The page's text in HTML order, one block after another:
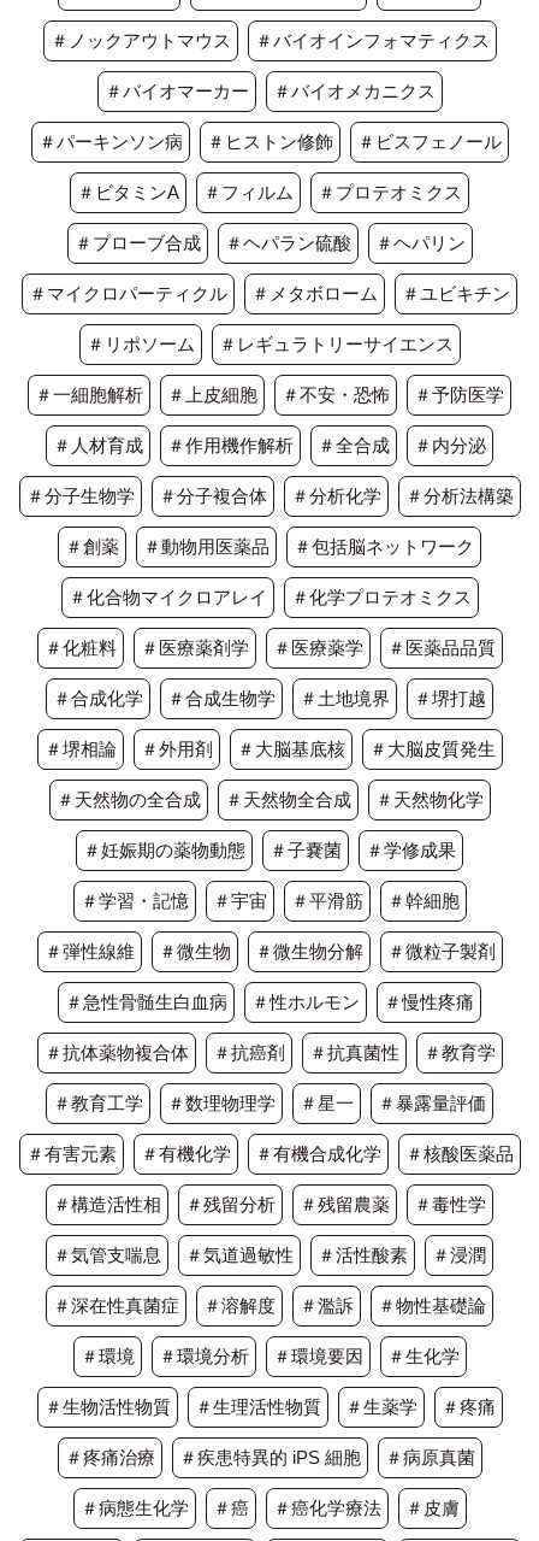
＃ノックアウトマウス ＃バイオインフォマティクス
＃バイオマーカー ＃バイオメカニクス
＃パーキンソン病 ＃ヒストン修飾 ＃ビスフェノール
＃ビタミンA ＃フィルム ＃プロテオミクス
＃プローブ合成 ＃ヘパラン硫酸 ＃ヘパリン
＃マイクロパーティクル ＃メタボローム ＃ユビキチン
＃リポソーム ＃レギュラトリーサイエンス
＃一細胞解析 ＃上皮細胞 ＃不安・恐怖 ＃予防医学
＃人材育成 ＃作用機作解析 ＃全合成 ＃内分泌
＃分子生物学 ＃分子複合体 ＃分析化学 ＃分析法構築
＃創薬 ＃動物用医薬品 ＃包括脳ネットワーク
＃化合物マイクロアレイ ＃化学プロテオミクス
＃化粧料 ＃医療薬剤学 ＃医療薬学 ＃医薬品品質
＃合成化学 ＃合成生物学 ＃土地境界 ＃堺打越
＃堺相論 ＃外用剤 ＃大脳基底核 ＃大脳皮質発生
＃天然物の全合成 ＃天然物全合成 ＃天然物化学
＃妊娠期の薬物動態 ＃子嚢菌 ＃学修成果
＃学習・記憶 ＃宇宙 ＃平滑筋 ＃幹細胞
＃弾性線維 ＃微生物 ＃微生物分解 ＃微粒子製剤
＃急性骨髄生白血病 ＃性ホルモン ＃慢性疼痛
＃抗体薬物複合体 ＃抗癌剤 ＃抗真菌性 ＃教育学
＃教育工学 ＃数理物理学 ＃星一 ＃暴露量評価
＃有害元素 ＃有機化学 ＃有機合成化学 ＃核酸医薬品
＃構造活性相 ＃残留分析 ＃残留農薬 ＃毒性学
＃気管支喘息 ＃気道過敏性 ＃活性酸素 ＃浸潤
＃深在性真菌症 ＃溶解度 ＃濫訴 ＃物性基礎論
＃環境 ＃環境分析 ＃環境要因 ＃生化学
＃生物活性物質 ＃生理活性物質 ＃生薬学 ＃疼痛
＃疼痛治療 ＃疾患特異的 iPS 細胞 ＃病原真菌
＃病態生化学 ＃癌 ＃癌化学療法 ＃皮膚